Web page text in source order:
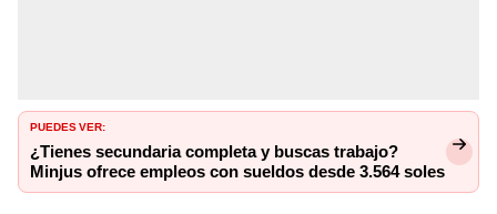
PUEDES VER:
¿Tienes secundaria completa y buscas trabajo?
Minjus ofrece empleos con sueldos desde 3.564 soles